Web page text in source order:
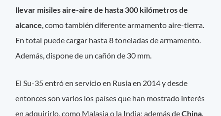
llevar misiles aire-aire de hasta 300 kilómetros de
alcance, como también diferente armamento aire-tierra.
En total puede cargar hasta 8 toneladas de armamento.
Además, dispone de un cañón de 30 mm.
El Su-35 entró en servicio en Rusia en 2014 y desde
entonces son varios los países que han mostrado interés
en adquirirlo, como Malasia o la India; además deChina,